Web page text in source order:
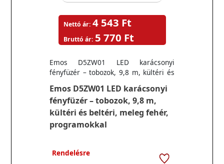
Emos D5ZW01 LED karácsonyi
fényfüzér – tobozok, 9,8 m,
kültéri és beltéri, meleg fehér,
programokkal
Emos D5ZW01 LED karácsonyi
fényfüzér – tobozok, 9,8 m, kültéri és
Nettó ár: 4 543 Ft
Bruttó ár: 5 770 Ft
Rendelésre